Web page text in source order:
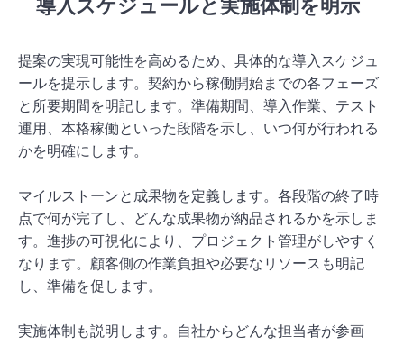
導入スケジュールと実施体制を明示
提案の実現可能性を高めるため、具体的な導入スケジュ
ールを提示します。契約から稼働開始までの各フェーズ
と所要期間を明記します。準備期間、導入作業、テスト
運用、本格稼働といった段階を示し、いつ何が行われる
かを明確にします。
マイルストーンと成果物を定義します。各段階の終了時
点で何が完了し、どんな成果物が納品されるかを示しま
す。進捗の可視化により、プロジェクト管理がしやすく
なります。顧客側の作業負担や必要なリソースも明記
し、準備を促します。
実施体制も説明します。自社からどんな担当者が参画